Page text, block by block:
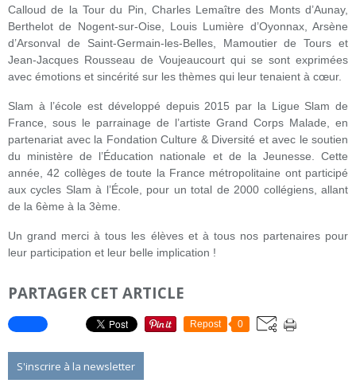
Calloud de la Tour du Pin, Charles Lemaître des Monts d’Aunay,
Berthelot de Nogent-sur-Oise, Louis Lumière d’Oyonnax, Arsène
d’Arsonval de Saint-Germain-les-Belles, Mamoutier de Tours et
Jean-Jacques Rousseau de Voujeaucourt qui se sont exprimées
avec émotions et sincérité sur les thèmes qui leur tenaient à cœur.
Slam à l’école est développé depuis 2015 par la Ligue Slam de
France, sous le parrainage de l’artiste Grand Corps Malade, en
partenariat avec la Fondation Culture & Diversité et avec le soutien
du ministère de l’Éducation nationale et de la Jeunesse. Cette
année, 42 collèges de toute la France métropolitaine ont participé
aux cycles Slam à l’École, pour un total de 2000 collégiens, allant
de la 6ème à la 3ème.
Un grand merci à tous les élèves et à tous nos partenaires pour
leur participation et leur belle implication !
PARTAGER CET ARTICLE
Repost 0
S'inscrire à la newsletter